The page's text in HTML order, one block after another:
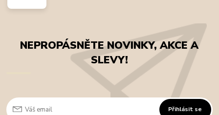
NEPROPÁSNĚTE NOVINKY, AKCE A
SLEVY!
Přihlásit se